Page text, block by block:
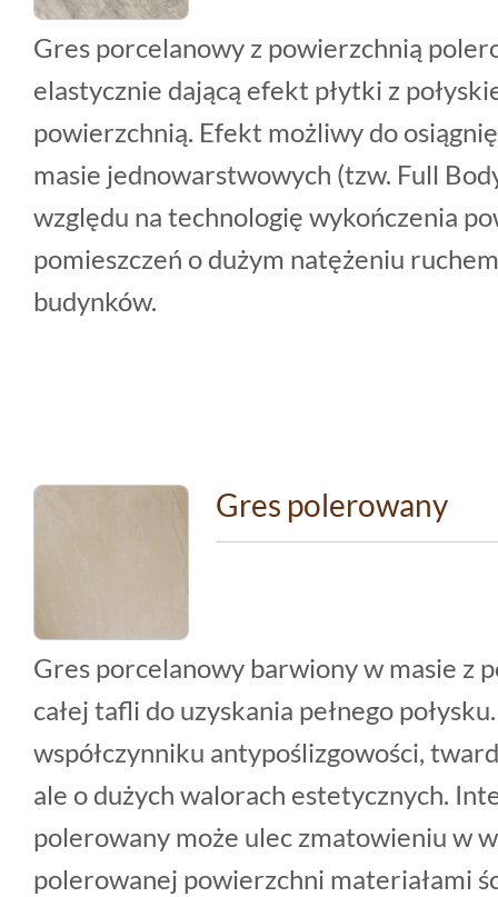
Gres porcelanowy z powierzchnią
elastycznie dającą efekt płytki z
powierzchnią. Efekt możliwy do
masie jednowarstwowych (tzw. Full
względu na technologię wykończenia
pomieszczeń o dużym natężeniu
budynków.
Gres polerowany
Gres porcelanowy barwiony w masie z
całej tafli do uzyskania pełnego
współczynniku antypoślizgowości,
ale o dużych walorach estetycznych.
polerowany może ulec zmatowieniu w
polerowanej powierzchni materiałami